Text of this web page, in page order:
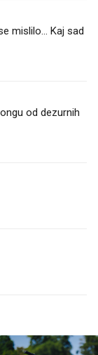
mislilo... Kaj sad
od dezurnih